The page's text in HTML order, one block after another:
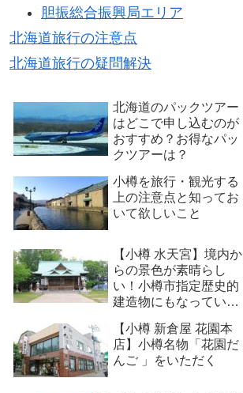
胆振総合振興局エリア
北海道旅行の注意点
北海道旅行の疑問解決
北海道のパックツアー
はどこで申し込むのが
おすすめ？お得なパッ
クツアーは？
小樽を旅行・観光する
上の注意点と知ってお
いて欲しいこと
【小樽 水天宮】境内か
らの景色が素晴らし
い！小樽市指定歴史的
建造物にもなっている
【小樽 新倉屋 花園本
店】小樽名物「花園だ
んご 」をいただく